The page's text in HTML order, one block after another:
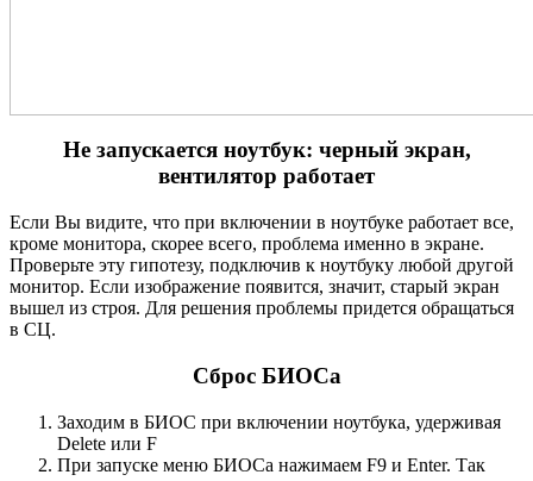
Не запускается ноутбук: черный экран,
вентилятор работает
Если Вы видите, что при включении в ноутбуке работает все,
кроме монитора, скорее всего, проблема именно в экране.
Проверьте эту гипотезу, подключив к ноутбуку любой другой
монитор. Если изображение появится, значит, старый экран
вышел из строя. Для решения проблемы придется обращаться
в СЦ.
Сброс БИОСа
Заходим в БИОС при включении ноутбука, удерживая
Delete или F
При запуске меню БИОСа нажимаем F9 и Enter. Так